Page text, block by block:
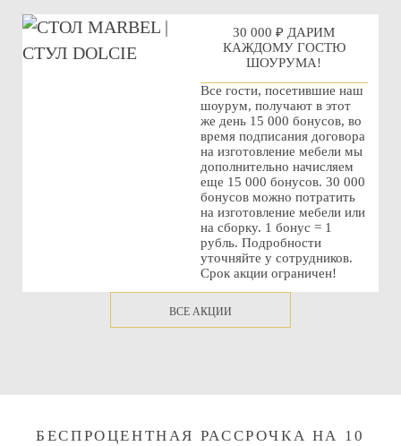
30 000 ₽ ДАРИМ
КАЖДОМУ ГОСТЮ
ШОУРУМА!
Все гости, посетившие наш
шоурум, получают в этот
же день 15 000 бонусов, во
время подписания договора
на изготовление мебели мы
дополнительно начисляем
еще 15 000 бонусов. 30 000
бонусов можно потратить
на изготовление мебели или
на сборку. 1 бонус = 1
рубль. Подробности
уточняйте у сотрудников.
Срок акции ограничен!
ВСЕ АКЦИИ
БЕСПРОЦЕНТНАЯ РАССРОЧКА НА 10